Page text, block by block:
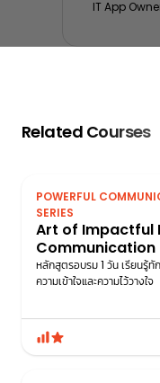
IT App
Related Courses
POWERFUL
SERIES
Art of Impactful
Communication
หลักสูตรอบรม 1 วัน เรียนรู้ทั
ความเข้าใจและความไว้วางใจ